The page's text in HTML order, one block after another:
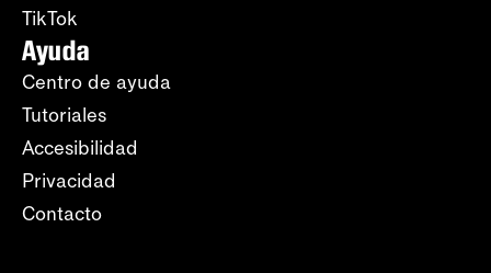
TikTok
Ayuda
Centro de ayuda
Tutoriales
Accesibilidad
Privacidad
Contacto